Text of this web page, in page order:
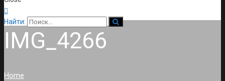

Найти:
IMG_4266
Home